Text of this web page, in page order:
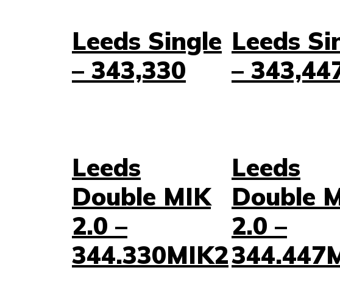
Leeds Single
– 343,330
Leeds
–
Leeds
Double MIK
2.0 –
344.330MIK2
Leeds
Double
2.0 –